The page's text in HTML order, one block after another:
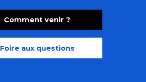
Comment venir ?
Foire aux questions